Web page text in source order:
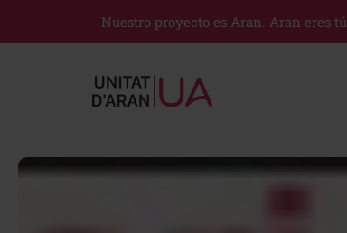
Nuestro proyecto es Aran. Aran eres tú